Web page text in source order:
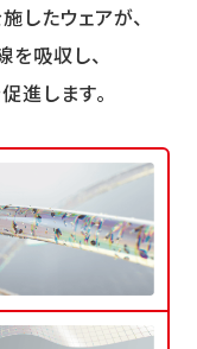
したウェアが、
吸収し、
進します。